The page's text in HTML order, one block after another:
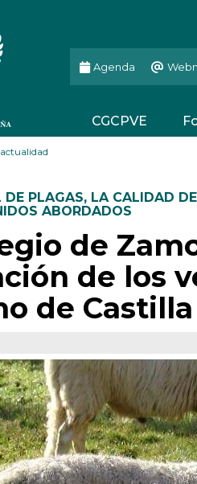
Agenda
CGCPVE
DE PLAGAS, LA CALIDAD
ABORDADOS
de
de los
de